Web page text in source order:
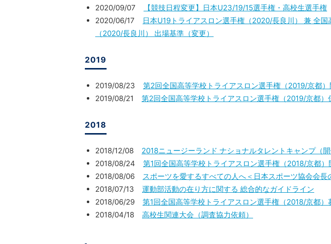
2020/09/07
【競技日程変更】日本U23/19/15選手権・高校生選手権
2020/06/17
日本U19トライアスロン選手権（2020/長良川） 兼 全
（2020/長良川） 出場基準（変更）
2019
2019/08/23
第2回全国高等学校トライアスロン選手権（2019/京都
2019/08/21
第2回全国高等学校トライアスロン選手権（2019/京都）
2018
2018/12/08
2018ニュージーランド ナショナルタレントキャンプ（開
2018/08/24
第1回全国高等学校トライアスロン選手権（2018/京都）
2018/08/06
スポーツを愛するすべての人へ＜日本スポーツ協会会長
2018/07/13
運動部活動の在り方に関する 総合的なガイドライン
2018/06/29
第1回全国高等学校トライアスロン選手権（2018/京都）
2018/04/18
高校生関連大会（調査協力依頼）